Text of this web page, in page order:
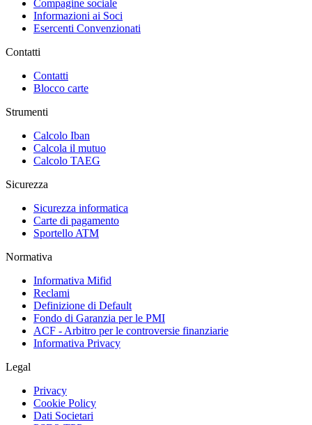
Compagine sociale
Informazioni ai Soci
Esercenti Convenzionati
Contatti
Contatti
Blocco carte
Strumenti
Calcolo Iban
Calcola il mutuo
Calcolo TAEG
Sicurezza
Sicurezza informatica
Carte di pagamento
Sportello ATM
Normativa
Informativa Mifid
Reclami
Definizione di Default
Fondo di Garanzia per le PMI
ACF - Arbitro per le controversie finanziarie
Informativa Privacy
Legal
Privacy
Cookie Policy
Dati Societari